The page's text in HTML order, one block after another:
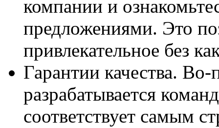
компании и
предложениями. Это
привлекательное без
Гарантии качества.
разрабатывается
соответствует самым